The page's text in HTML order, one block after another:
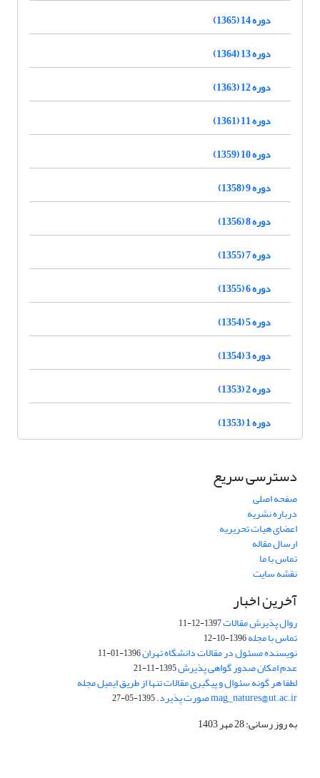
دوره 14 (1365)
دوره 13 (1364)
دوره 12 (1363)
دوره 11 (1361)
دوره 10 (1359)
دوره 9 (1358)
دوره 8 (1356)
دوره 7 (1355)
دوره 6 (1355)
دوره 5 (1354)
دوره 3 (1354)
دوره 2 (1353)
دوره 1 (1353)
دسترسی سریع
صفحه اصلی
درباره نشریه
اعضای هیات تحریریه
ارسال مقاله
تماس با ما
نقشه سایت
آخرین اخبار
روال پذیرش مقالات1397-12-11
تماس با مجله1396-10-12
نویسنده مسئول در مقالات دانشگاه تهران1396-01-11
عدم امکان صدور گواهی پذیرش1395-11-21
لطفا هر گونه سئوال و پیگیری مقالات تنها از طریق ایمیل مجله
mag_natures@ut.ac.ir صورت پذیرد. 1395-05-27
به روز رسانی: 28 مهر 1403